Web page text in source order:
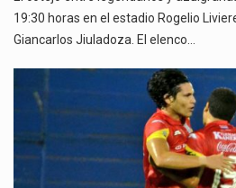
19:30 horas en el estadio Rogelio
Giancarlos Jiuladoza. El elenco…